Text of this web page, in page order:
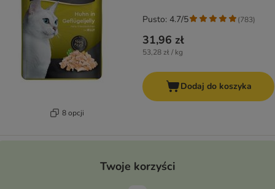
8 opcji
31,96 zł
53,28 zł / kg
Pusto: 4.7/5 (783)
Dodaj do koszyka
Twoje korzyści